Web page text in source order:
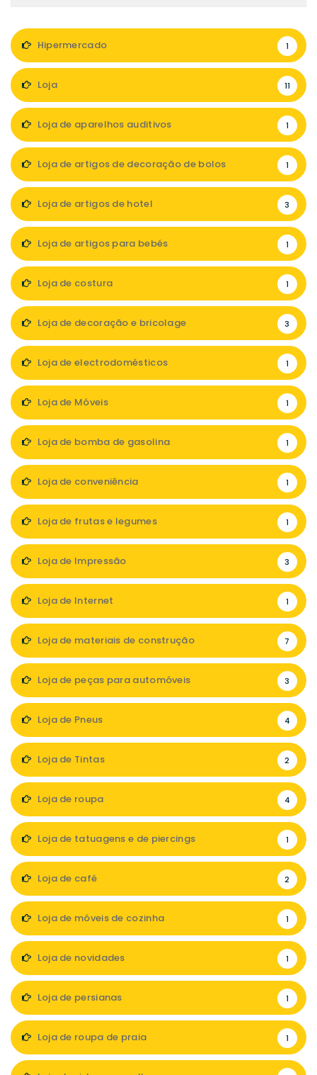
Hipermercado 1
Loja 11
Loja de aparelhos auditivos 1
Loja de artigos de decoração de bolos 1
Loja de artigos de hotel 3
Loja de artigos para bebés 1
Loja de costura 1
Loja de decoração e bricolage 3
Loja de electrodomésticos 1
Loja de Móveis 1
Loja de bomba de gasolina 1
Loja de conveniência 1
Loja de frutas e legumes 1
Loja de Impressão 3
Loja de Internet 1
Loja de materiais de construção 7
Loja de peças para automóveis 3
Loja de Pneus 4
Loja de Tintas 2
Loja de roupa 4
Loja de tatuagens e de piercings 1
Loja de café 2
Loja de móveis de cozinha 1
Loja de novidades 1
Loja de persianas 1
Loja de roupa de praia 1